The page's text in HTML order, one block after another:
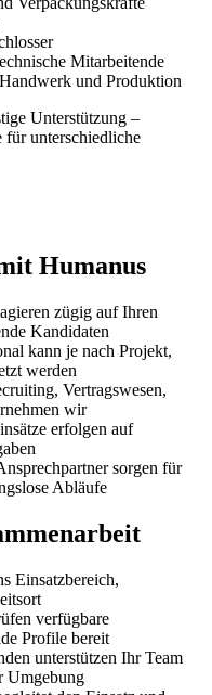
Mitarbeitende
und Produktion
Unterstützung –
für unterschiedliche
Humanus
zügig auf Ihren
Kandidaten
kann je nach Projekt,
werden
Vertragswesen,
wir
erfolgen auf
sorgen für
Abläufe
Einsatzbereich,
verfügbare
Profile bereit
unterstützen Ihr Team
Umgebung